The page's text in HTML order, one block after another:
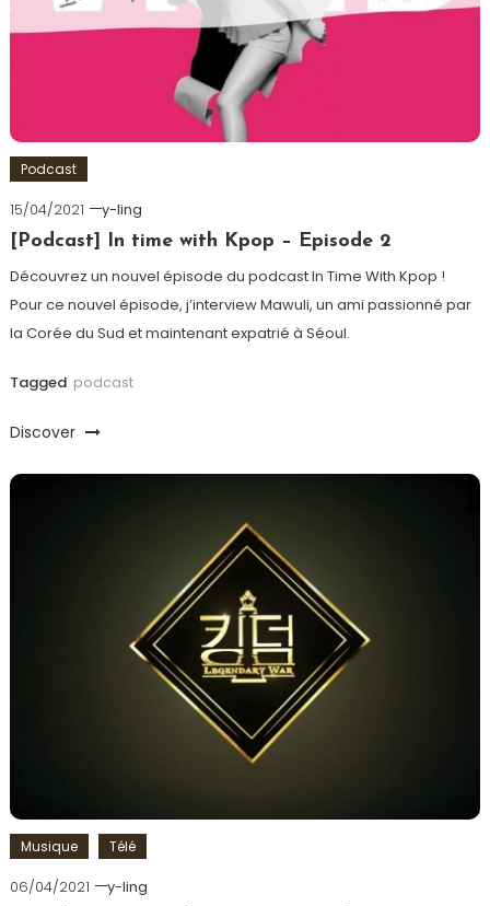
Podcast
15/04/2021
y-ling
[Podcast] In time with Kpop – Episode 2
Découvrez un nouvel épisode du podcast In Time With Kpop !
Pour ce nouvel épisode, j’interview Mawuli, un ami passionné par
la Corée du Sud et maintenant expatrié à Séoul.
Tagged podcast
Discover
Musique Télé
06/04/2021
y-ling